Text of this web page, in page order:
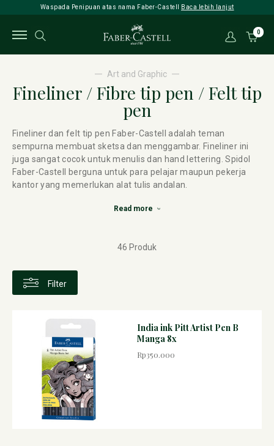
Waspada Penipuan atas nama Faber-Castell Baca lebih lanjut
0
Art and Graphic
Fineliner / Fibre tip pen / Felt tip
pen
Fineliner dan felt tip pen Faber-Castell adalah teman
sempurna membuat sketsa dan menggambar. Fineliner ini
juga sangat cocok untuk menulis dan hand lettering. Spidol
Faber-Castell berguna untuk para pelajar maupun pekerja
kantor yang memerlukan alat tulis andalan.
Read more
Filter
46 Produk
India ink Pitt Artist Pen B
Manga 8x
Rp350.000